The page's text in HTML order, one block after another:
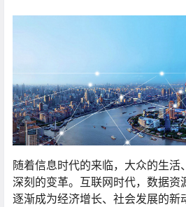
随着信息时代的来临，大众的生活
深刻的变革。互联网时代，数据资
逐渐成为经济增长、社会发展的新